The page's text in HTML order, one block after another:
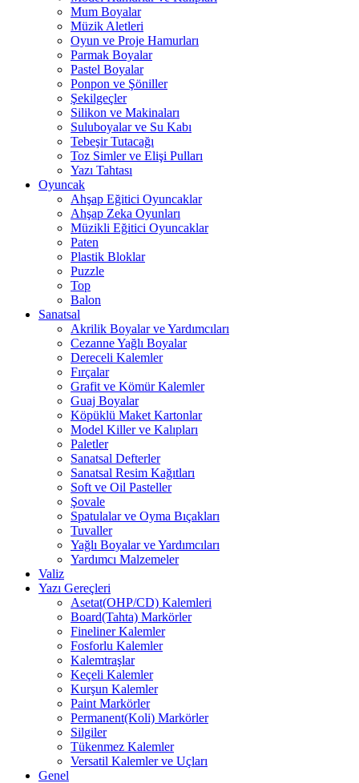
Mum Boyalar
Müzik Aletleri
Oyun ve Proje Hamurları
Parmak Boyalar
Pastel Boyalar
Ponpon ve Şöniller
Şekilgeçler
Silikon ve Makinaları
Suluboyalar ve Su Kabı
Tebeşir Tutacağı
Toz Simler ve Elişi Pulları
Yazı Tahtası
Oyuncak
Ahşap Eğitici Oyuncaklar
Ahşap Zeka Oyunları
Müzikli Eğitici Oyuncaklar
Paten
Plastik Bloklar
Puzzle
Top
Balon
Sanatsal
Akrilik Boyalar ve Yardımcıları
Cezanne Yağlı Boyalar
Dereceli Kalemler
Fırçalar
Grafit ve Kömür Kalemler
Guaj Boyalar
Köpüklü Maket Kartonlar
Model Killer ve Kalıpları
Paletler
Sanatsal Defterler
Sanatsal Resim Kağıtları
Soft ve Oil Pasteller
Şovale
Spatulalar ve Oyma Bıçakları
Tuvaller
Yağlı Boyalar ve Yardımcıları
Yardımcı Malzemeler
Valiz
Yazı Gereçleri
Asetat(OHP/CD) Kalemleri
Board(Tahta) Markörler
Fineliner Kalemler
Fosforlu Kalemler
Kalemtraşlar
Keçeli Kalemler
Kurşun Kalemler
Paint Markörler
Permanent(Koli) Markörler
Silgiler
Tükenmez Kalemler
Versatil Kalemler ve Uçları
Genel